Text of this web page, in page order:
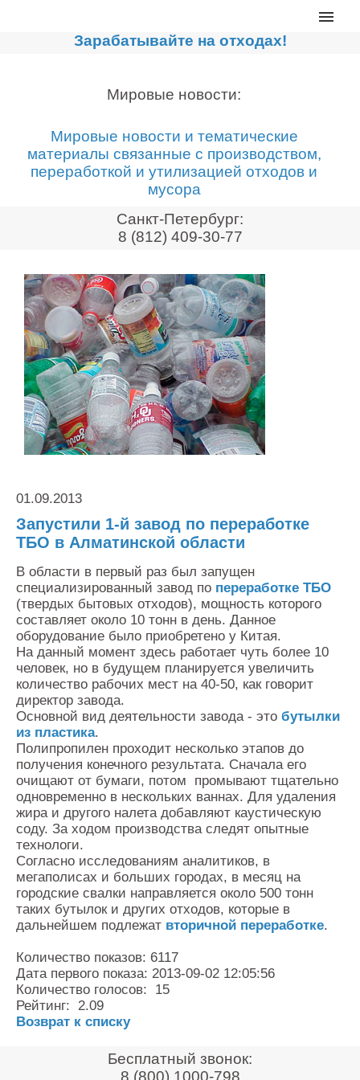
Главная
Сортировочные линии
Дробильное оборудование
Компакторы, контейнеры
Реализованные проекты
Видео
Новости компании
Мировые новости
О нас
Контакты
Оставить заявку
Зарабатывайте на отходах!
Мировые новости:
Мировые новости и тематические
материалы связанные с производством,
переработкой и утилизацией отходов и
мусора
Санкт-Петербург:
8 (812) 409-30-77
01.09.2013
Запустили 1-й завод по переработке
ТБО в Алматинской области
В области в первый раз был запущен
специализированный завод по переработке ТБО
(твердых бытовых отходов), мощность которого
составляет около 10 тонн в день. Данное
оборудование было приобретено у Китая.
На данный момент здесь работает чуть более 10
человек, но в будущем планируется увеличить
количество рабочих мест на 40-50, как говорит
директор завода.
Основной вид деятельности завода - это бутылки
из пластика.
Полипропилен проходит несколько этапов до
получения конечного результата. Сначала его
очищают от бумаги, потом промывают тщательно
одновременно в нескольких ваннах. Для удаления
жира и другого налета добавляют каустическую
соду. За ходом производства следят опытные
технологи.
Согласно исследованиям аналитиков, в
мегаполисах и больших городах, в месяц на
городские свалки направляется около 500 тонн
таких бутылок и других отходов, которые в
дальнейшем подлежат вторичной переработке.
Количество показов: 6117
Дата первого показа: 2013-09-02 12:05:56
Количество голосов: 15
Рейтинг: 2.09
Возврат к списку
Бесплатный звонок:
8 (800) 1000-798